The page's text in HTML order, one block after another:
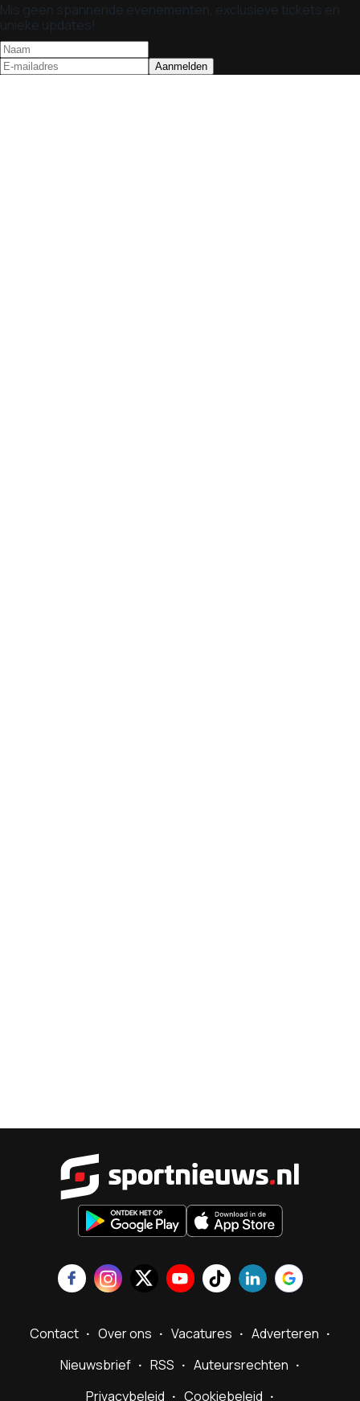
Mis geen spannende evenementen, exclusieve tickets en
unieke updates!
Contact Over ons Vacatures
Adverteren
Nieuwsbrief
RSS
Auteursrechten
Privacybeleid
Cookiebeleid